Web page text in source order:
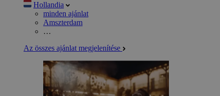
Hollandia
minden ajánlat
Amszterdam
…
Az összes ajánlat megjelenítése